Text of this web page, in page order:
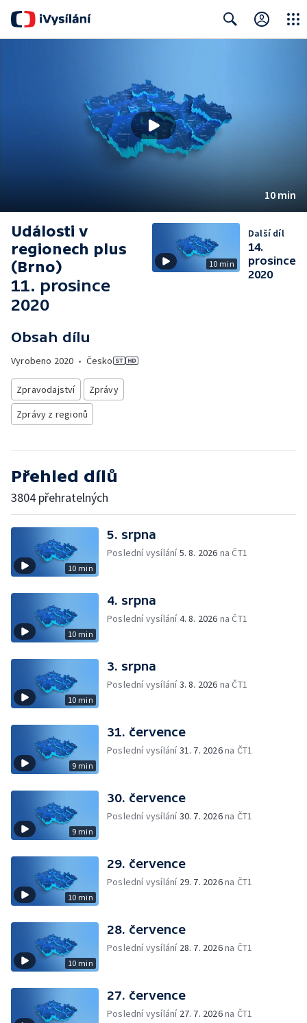
10 min
Události v
regionech plus
(Brno)
11. prosince
2020
Obsah dílu
Vyrobeno 2020 • Česko
Zpravodajství
Zprávy
Zprávy z regionů
10 min
Další díl
14.
prosince
2020
Přehled dílů
3804 přehratelných
10 min
5. srpna
Poslední vysílání5. 8. 2026 na ČT1
10 min
4. srpna
Poslední vysílání4. 8. 2026 na ČT1
10 min
3. srpna
Poslední vysílání3. 8. 2026 na ČT1
9 min
31. července
Poslední vysílání31. 7. 2026na ČT1
9 min
30. července
Poslední vysílání30. 7. 2026na ČT1
10 min
29. července
Poslední vysílání 29. 7. 2026na ČT1
10 min
28. července
Poslední vysílání 28. 7. 2026na ČT1
27. července
Poslední vysílání 27. 7. 2026na ČT1